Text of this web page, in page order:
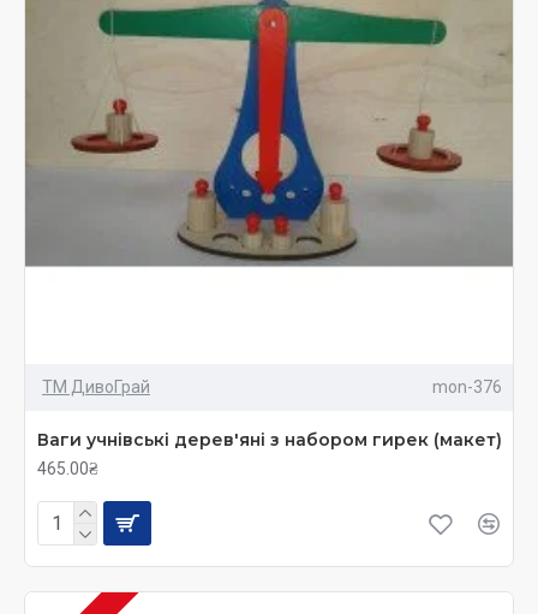
ТМ ДивоГрай mon-376
Ваги учнівські дерев'яні з набором гирек (макет)
465.00₴